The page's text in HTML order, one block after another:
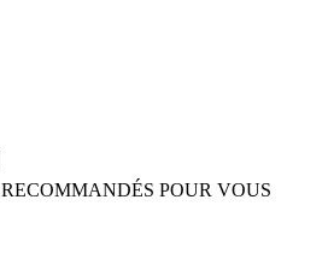
RECOMMANDÉS POUR VOUS